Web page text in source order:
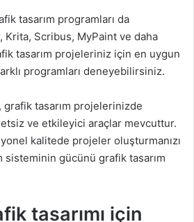
tasarım programları da
Krita, Scribus, MyPaint ve daha
tasarım projeleriniz için en uygun
programları deneyebilirsiniz.
grafik tasarım projelerinizde
ve etkileyici araçlar mevcuttur.
kalitede projeler oluşturmanızı
sisteminin gücünü grafik tasarım
tasarımı için